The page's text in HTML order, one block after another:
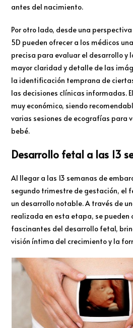
antes del nacimiento.
Por otro lado, desde una
5D pueden ofrecer a los médicos
precisa para evaluar el desarrollo y
mayor claridad y detalle de las
la identificación temprana de
las decisiones clínicas informadas. El
muy económico, siendo
varias sesiones de ecografías para
bebé.
Desarrollo fetal a las 13
Al llegar a las 13 semanas de
segundo trimestre de gestación, el
un desarrollo notable. A través de
realizada en esta etapa, se pueden
fascinantes del desarrollo fetal,
visión íntima del crecimiento y la